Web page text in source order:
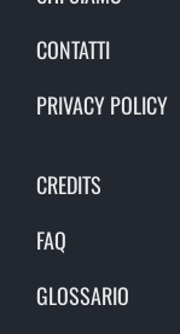
CONTATTI
PRIVACY POLICY
CREDITS
FAQ
GLOSSARIO